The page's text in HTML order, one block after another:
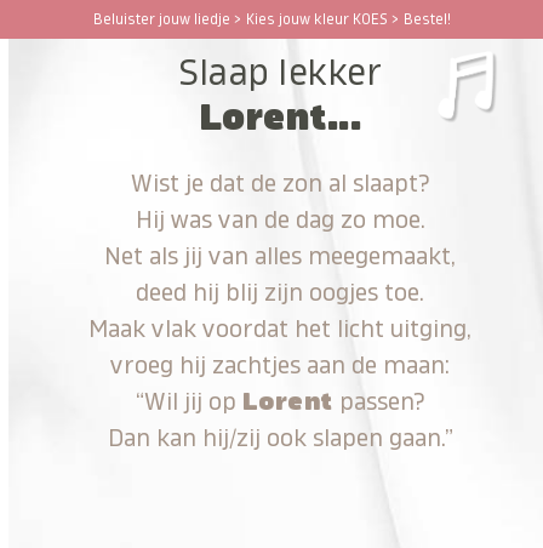
Beluister jouw liedje > Kies jouw kleur KOES > Bestel!
Open
Close
Slaap lekker
Lorent...
Wist je dat de zon al slaapt?
Hij was van de dag zo moe.
Net als jij van alles meegemaakt,
deed hij blij zijn oogjes toe.
Maak vlak voordat het licht uitging,
vroeg hij zachtjes aan de maan:
“Wil jij op Lorent passen?
Dan kan hij/zij ook slapen gaan.”